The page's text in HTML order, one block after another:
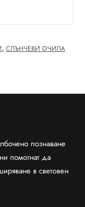
, СЛЪНЧЕВИ ОЧИЛА
познаване
помогнат да
в световен